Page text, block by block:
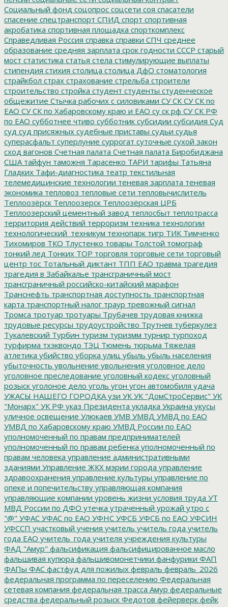
Социальный фонд соцопрос соцсети соя спасатели
спасение спецтранспорт СПИД спорт спортивная
акробатика спортивная площадка спорткомплекс
Справедливая Россия справка справки СПЧ среднее
образование средняя зарплата срок годности СССР старый
мост статистика статья стела стимулирующие выплаты
стипендия стихия столица столица ДфО стоматология
страйкбол страх страхование стрельба строители
строительство стройка студент студенты студенческое
общежитие Стычка рабочих с силовиками СУ СК СУ СК по
ЕАО СУ СК по Хабаровскому краю и ЕАО су ск рф СУ СК РФ
по ЕАО субботнее чтиво субботник субсидии субсидия Суд
суд суд присяжных судебные приставы судьи судья
суперасфальт суперлуние суррогат суточные сухой закон
сход вагонов Счетная палата Счетная палата Биробиджана
США тайфун таможня Тарасенко ТАРИ тарифы Татьяна
Гладких Тафи-диагностика театр текстильная
телемедицинские технологии теневая зарплата теневая
экономика тепловоз тепловые сети тепловычислитель
Теплоозёрск Теплоозерск Теплоозёрская ЦРБ
Теплоозерский цементный завод теплосбыт теплотрасса
территория действий терроризм техника технологии
технологический_техникум технопарк тигр ТИК Тимченко
Тихомиров ТКО Тлустенко товары Толстой томограф
тонкий лед Тонких ТОР торговля торговые сети торговый
центр тос Тотальный диктант ТПП ЕАО травма трагедия
трагедия в Забайкалье трансграничный мост
трансграничный российско-китайский марафон
Транснефть транспортная доступность транспортная
карта транспортный налог траур тревожный сигнал
Тромса тротуар тротуары Трубачев трудовая книжка
трудовые ресурсы трудоустройство Трутнев туберкулез
Тукалевский Турбин туризм туризмм турнир турпоход
турфирма тхэквондо ТЭЦ Тюмень тюрьма Тяжелая
атлетика убийство уборка улиц убыль убыль населения
убыточность увольнение увольнения уголовное дело
уголовное преследование уголовный кодекс уголовный
розыск уголоное дело уголь угон угон автомобиля удача
УЖАСЫ НАШЕГО ГОРОДКА узи УК УК "ДомСтроСервис" УК
"Монарх" УК РФ указ Президента укладка Украина укусы
уличное освещение Улюкаев УМВ УМВД УМВД по ЕАО
УМВД по Хабаровскому краю УМВД России по ЕАО
уполномоченный по правам предпринимателей
уполномоченный по правам ребенка уполномоченный по
правам человека управление административными
зданиями Управление ЖКХ мэрии города управление
здравоохранения управление культуры управление по
опеке и попечительству управляющая компания
управляющие компании уровень жизни условия труда УТ
МВД России по ДФО утечка утраченный урожай утро с
"@" УФАС УФАС по ЕАО УФНС УФСБ УФСБ по ЕАО УФСИН
УФССП участковый учения учитель учитель года учитель
года ЕАО учитель_года учителя учреждения культуры
ФАД "Амур" фальсификация фальсифицированное масло
фальшивая купюра фальшивомонетчики фанфурики ФАП
ФАПы ФАС фастфуд для пожилых февраль февраль_2026
федеральная программа по переселению Федеральная
сетевая компания федеральная трасса Амур федеральные
средства федеральный розыск Федотов фейерверк фейк